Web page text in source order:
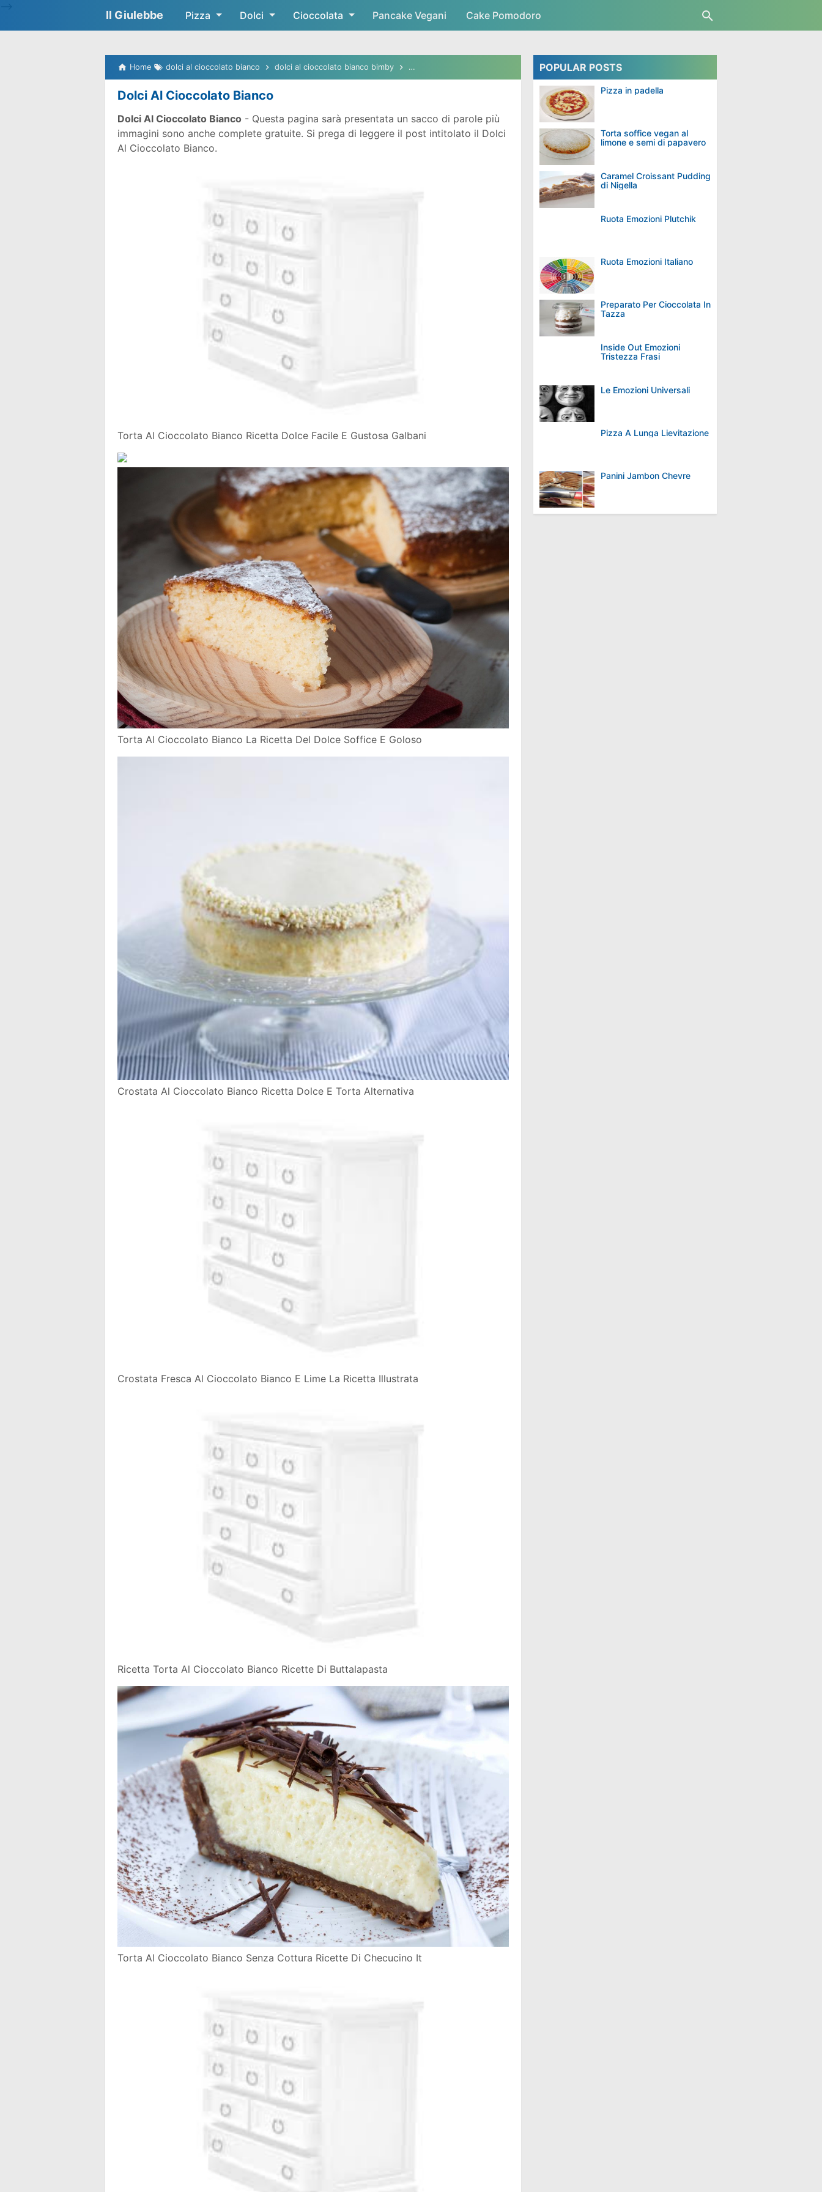
Skip to main content
Il Giulebbe Pizza Dolci Cioccolata Pancake Vegani Cake Pomodoro
Home dolci al cioccolato bianco dolci al cioccolato bianco bimby dolci al cioccolato bianco veloci dolci al cucchiaio con cioccolato bianco
Dolci Al Cioccolato Bianco
Dolci Al Cioccolato Bianco - Questa pagina sarà presentata un sacco di parole più
immagini sono anche complete gratuite. Si prega di leggere il post intitolato il Dolci
Al Cioccolato Bianco.
Torta Al Cioccolato Bianco Ricetta Dolce Facile E Gustosa Galbani
Torta Al Cioccolato Bianco La Ricetta Del Dolce Soffice E Goloso
Crostata Al Cioccolato Bianco Ricetta Dolce E Torta Alternativa
Crostata Fresca Al Cioccolato Bianco E Lime La Ricetta Illustrata
Ricetta Torta Al Cioccolato Bianco Ricette Di Buttalapasta
Torta Al Cioccolato Bianco Senza Cottura Ricette Di Checucino It
POPULAR POSTS
Pizza in padella
Torta soffice vegan al
limone e semi di papavero
Caramel Croissant Pudding
di Nigella
Ruota Emozioni Plutchik
Ruota Emozioni Italiano
Preparato Per Cioccolata In
Tazza
Inside Out Emozioni
Tristezza Frasi
Le Emozioni Universali
Pizza A Lunga Lievitazione
Panini Jambon Chevre